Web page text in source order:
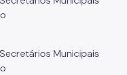
Municipais